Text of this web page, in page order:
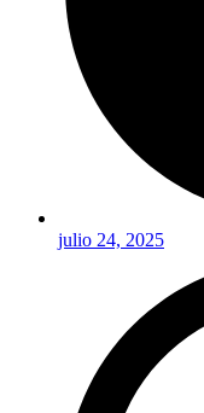
julio 24, 2025